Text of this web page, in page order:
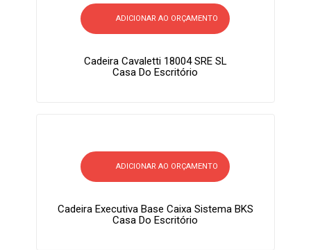
ADICIONAR AO ORÇAMENTO
Cadeira Cavaletti 18004 SRE SL
Casa Do Escritório
ADICIONAR AO ORÇAMENTO
Cadeira Executiva Base Caixa Sistema BKS
Casa Do Escritório